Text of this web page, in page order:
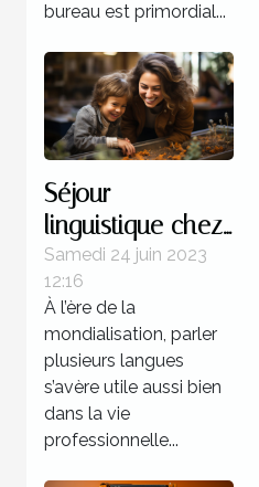
bureau est primordial...
Séjour
linguistique chez
un professeur : 4
bonnes raisons
d’opter pour ce
programme
Samedi 24 juin 2023
12:16
À l’ère de la
mondialisation, parler
plusieurs langues
s’avère utile aussi bien
dans la vie
professionnelle...